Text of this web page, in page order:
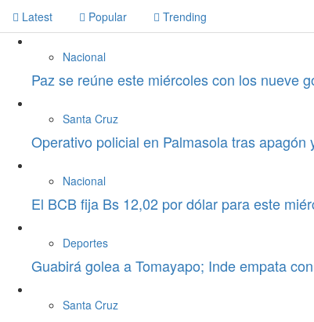
Latest Popular Trending
Nacional
Paz se reúne este miércoles con los nueve
Santa Cruz
Operativo policial en Palmasola tras
Nacional
El BCB fija Bs 12,02 por dólar para este
Deportes
Guabirá golea a Tomayapo; Inde empata
Santa Cruz